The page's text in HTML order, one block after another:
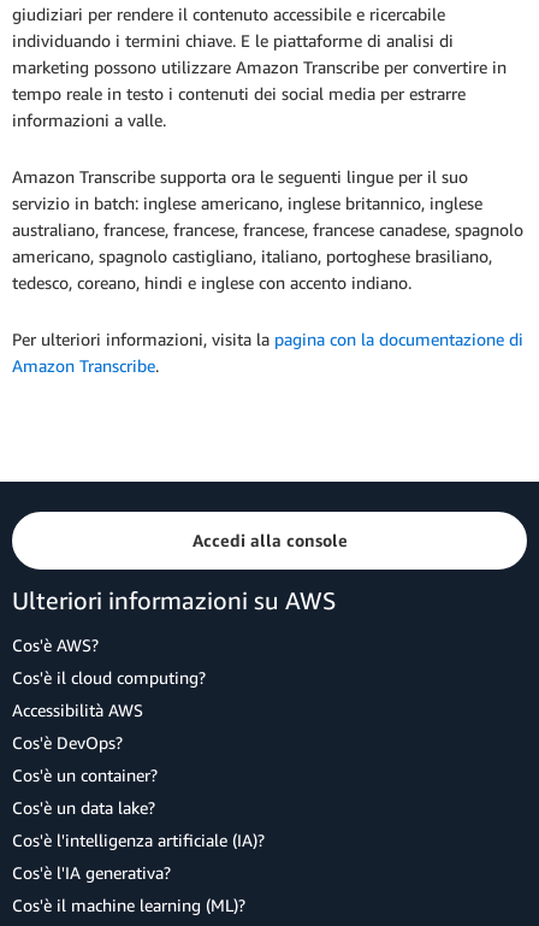
giudiziari per rendere il contenuto accessibile e ricercabile
individuando i termini chiave. E le piattaforme di analisi di
marketing possono utilizzare Amazon Transcribe per convertire in
tempo reale in testo i contenuti dei social media per estrarre
informazioni a valle.
Amazon Transcribe supporta ora le seguenti lingue per il suo
servizio in batch: inglese americano, inglese britannico, inglese
australiano, francese, francese, francese, francese canadese, spagnolo
americano, spagnolo castigliano, italiano, portoghese brasiliano,
tedesco, coreano, hindi e inglese con accento indiano.
Per ulteriori informazioni, visita la pagina con la documentazione di
Amazon Transcribe.
Accedi alla console
Ulteriori informazioni su AWS
Cos'è AWS?
Cos'è il cloud computing?
Accessibilità AWS
Cos'è DevOps?
Cos'è un container?
Cos'è un data lake?
Cos'è l'intelligenza artificiale (IA)?
Cos'è l'IA generativa?
Cos'è il machine learning (ML)?